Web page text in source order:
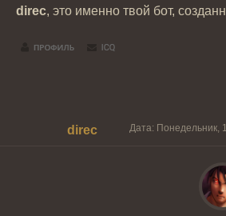
direc, это именно твой бот,
direc Дата: Понедельник,